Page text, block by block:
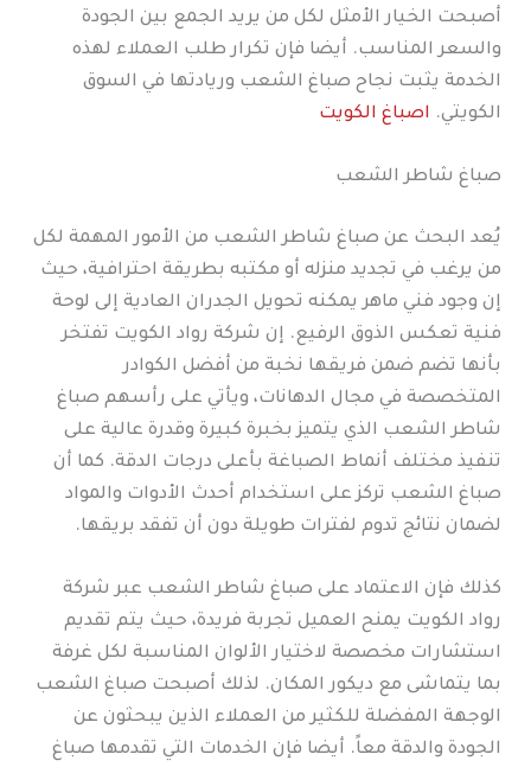
أصبحت الخيار الأمثل لكل من يريد الجمع بين الجودة
والسعر المناسب. أيضا فإن تكرار طلب العملاء لهذه
الخدمة يثبت نجاح صباغ الشعب وريادتها في السوق
الكويتي. اصباغ الكويت
صباغ شاطر الشعب
يُعد البحث عن صباغ شاطر الشعب من الأمور المهمة لكل
من يرغب في تجديد منزله أو مكتبه بطريقة احترافية، حيث
إن وجود فني ماهر يمكنه تحويل الجدران العادية إلى لوحة
فنية تعكس الذوق الرفيع. إن شركة رواد الكويت تفتخر
بأنها تضم ضمن فريقها نخبة من أفضل الكوادر
المتخصصة في مجال الدهانات، ويأتي على رأسهم صباغ
شاطر الشعب الذي يتميز بخبرة كبيرة وقدرة عالية على
تنفيذ مختلف أنماط الصباغة بأعلى درجات الدقة. كما أن
صباغ الشعب تركز على استخدام أحدث الأدوات والمواد
لضمان نتائج تدوم لفترات طويلة دون أن تفقد بريقها.
كذلك فإن الاعتماد على صباغ شاطر الشعب عبر شركة
رواد الكويت يمنح العميل تجربة فريدة، حيث يتم تقديم
استشارات مخصصة لاختيار الألوان المناسبة لكل غرفة
بما يتماشى مع ديكور المكان. لذلك أصبحت صباغ الشعب
الوجهة المفضلة للكثير من العملاء الذين يبحثون عن
الجودة والدقة معاً. أيضا فإن الخدمات التي تقدمها صباغ